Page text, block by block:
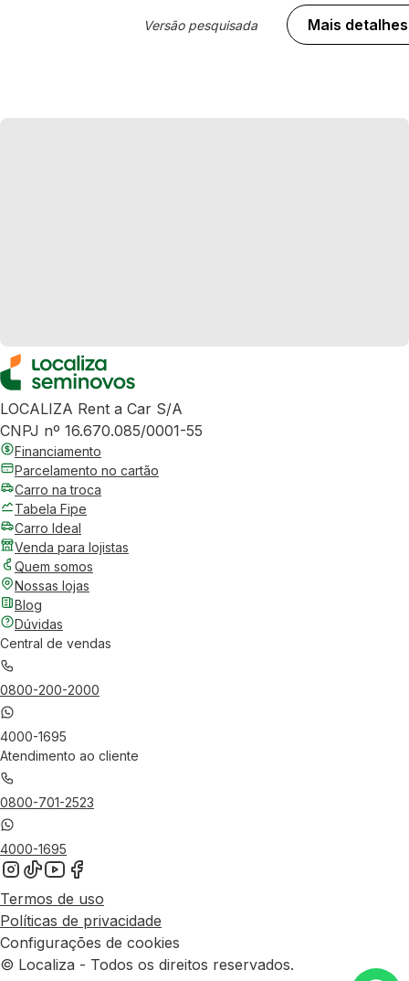
Versão pesquisada Mais detalhes
LOCALIZA Rent a Car S/A
CNPJ nº 16.670.085/0001-55
Financiamento
Parcelamento no cartão
Carro na troca
Tabela Fipe
Carro Ideal
Venda para lojistas
Quem somos
Nossas lojas
Blog
Dúvidas
Central de vendas
0800-200-2000
4000-1695
Atendimento ao cliente
0800-701-2523
4000-1695
Termos de uso
Políticas de privacidade
Configurações de cookies
© Localiza - Todos os direitos reservados.